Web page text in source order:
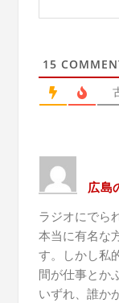
15
広島
ラジオにでら
本当に有名な
す。しかし私
間が仕事とか
いずれ、誰か